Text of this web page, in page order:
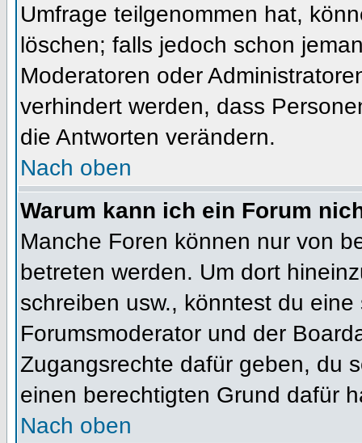
Umfrage teilgenommen hat,
löschen; falls jedoch schon
Moderatoren oder
verhindert werden, dass
die Antworten verändern.
Nach oben
Warum kann ich ein Forum
Manche Foren können nur von
betreten werden. Um dort
schreiben usw., könntest du
Forumsmoderator und der
Zugangsrechte dafür geben, du
einen berechtigten Grund dafür
Nach oben